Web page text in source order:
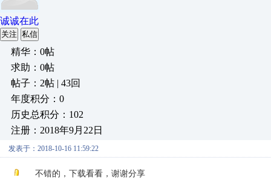
诚诚在此
关注 私信
精华：0帖
求助：0帖
帖子：2帖 | 43回
年度积分：0
历史总积分：102
注册：2018年9月22日
发表于：2018-10-16 11:59:22
不错的，下载看看，谢谢分享